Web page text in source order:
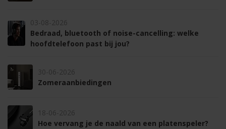
03-08-2026
Bedraad, bluetooth of noise-cancelling: welke
hoofdtelefoon past bij jou?
30-06-2026
Zomeraanbiedingen
18-06-2026
Hoe vervang je de naald van een platenspeler?